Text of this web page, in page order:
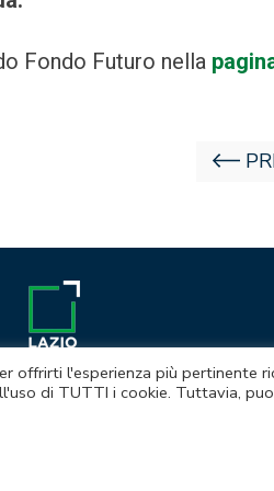
Fondo Futuro nella
offrirti l'esperienza più pertinente
di TUTTI i cookie. Tuttavia,